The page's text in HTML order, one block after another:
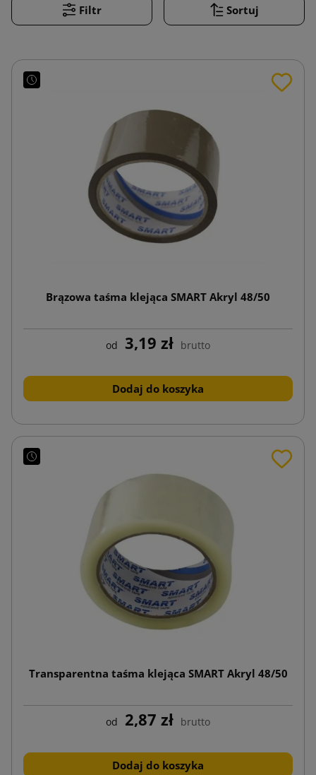
Filtr Sortuj
Brązowa taśma klejąca SMART Akryl 48/50
od 3,19 zł brutto
Dodaj do koszyka
Transparentna taśma klejąca SMART Akryl 48/50
od 2,87 zł brutto
Dodaj do koszyka